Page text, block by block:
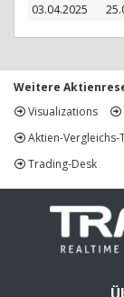
03.04.2025
Weitere
Visualizations
Aktien-Vergleichs-
Trading-Desk